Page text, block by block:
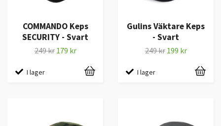
COMMANDO Keps
SECURITY - Svart
249 kr 179 kr
I lager
Gulins Väktare Keps
- Svart
249 kr 199 kr
I lager